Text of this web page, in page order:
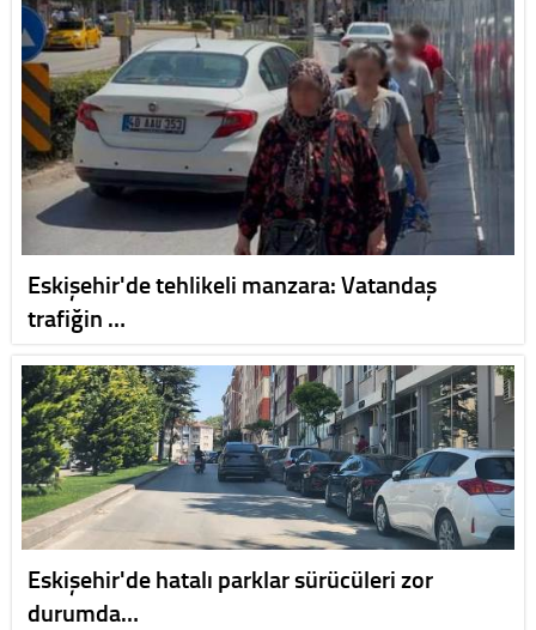
Eskişehir'de tehlikeli manzara: Vatandaş
trafiğin …
Eskişehir'de hatalı parklar sürücüleri zor
durumda…